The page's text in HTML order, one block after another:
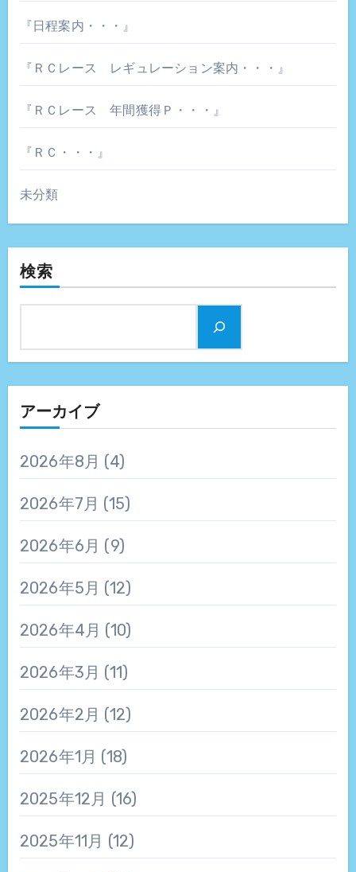
『日程案内・・・』
『ＲＣレース レギュレーション案内・・・』
『ＲＣレース 年間獲得Ｐ・・・』
『ＲＣ・・・』
未分類
検索
アーカイブ
2026年8月 (4)
2026年7月 (15)
2026年6月 (9)
2026年5月 (12)
2026年4月 (10)
2026年3月 (11)
2026年2月 (12)
2026年1月 (18)
2025年12月 (16)
2025年11月 (12)